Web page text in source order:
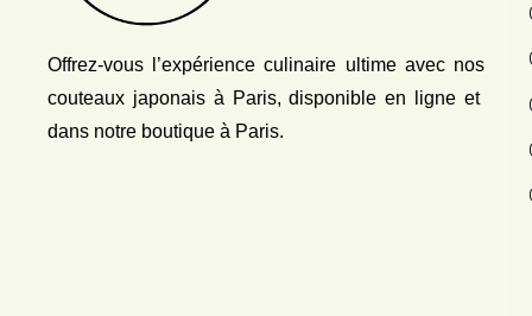
Offrez-vous l’expérience culinaire ultime avec nos
couteaux japonais à Paris, disponible en ligne et
dans notre boutique à Paris.